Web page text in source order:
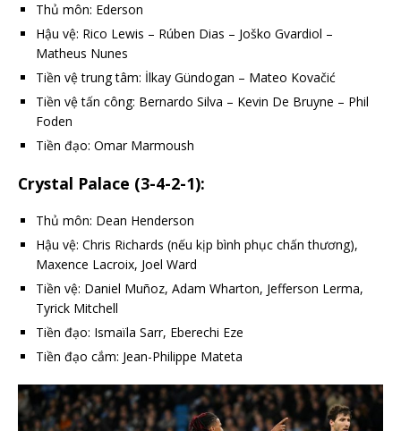
Thủ môn: Ederson
Hậu vệ: Rico Lewis – Rúben Dias – Joško Gvardiol –
Matheus Nunes
Tiền vệ trung tâm: İlkay Gündogan – Mateo Kovačić
Tiền vệ tấn công: Bernardo Silva – Kevin De Bruyne – Phil
Foden
Tiền đạo: Omar Marmoush
Crystal Palace (3-4-2-1):
Thủ môn: Dean Henderson​
Hậu vệ: Chris Richards (nếu kịp bình phục chấn thương),
Maxence Lacroix, Joel Ward​
Tiền vệ: Daniel Muñoz, Adam Wharton, Jefferson Lerma,
Tyrick Mitchell​
Tiền đạo: Ismaïla Sarr, Eberechi Eze​
Tiền đạo cắm: Jean-Philippe Mateta